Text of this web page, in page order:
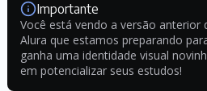
Importante
Você está vendo a versão anterior
Alura que estamos preparando
ganha uma identidade visual
em potencializar seus estudos!